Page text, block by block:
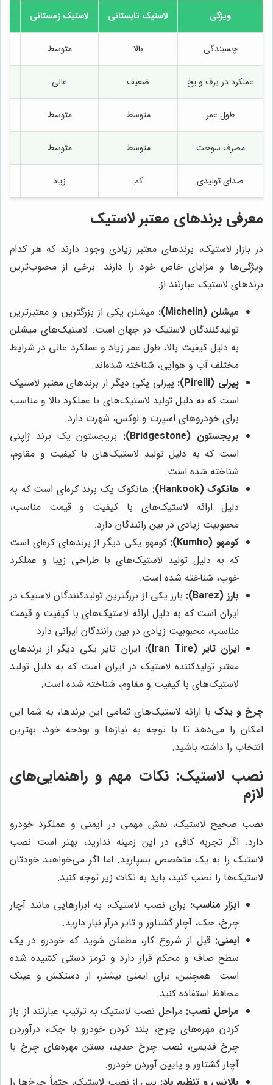
ویژگی لاستیک تابستانی لاستیک زمستانی
چسبندگی بالا متوسط
عملکرد در برف و یخ ضعیف عالی
طول عمر متوسط متوسط
مصرف سوخت متوسط متوسط
صدای تولیدی کم زیاد
معرفی برندهای معتبر لاستیک
در بازار لاستیک، برندهای معتبر زیادی وجود دارند که هر کدام
ویژگی‌ها و مزایای خاص خود را دارند. برخی از محبوب‌ترین
برندهای لاستیک عبارتند از:
میشلن (Michelin):
میشلن یکی از بزرگترین و معتبرترین
تولیدکنندگان لاستیک در جهان است. لاستیک‌های میشلن
به دلیل کیفیت بالا، طول عمر زیاد و عملکرد عالی در شرایط
مختلف آب و هوایی، شناخته شده‌اند.
پیرلی (Pirelli):
پیرلی یکی دیگر از برندهای معتبر لاستیک
است که به دلیل تولید لاستیک‌های با عملکرد بالا و مناسب
برای خودروهای اسپرت و لوکس، شهرت دارد.
بریجستون (Bridgestone):
بریجستون یک برند ژاپنی
است که به دلیل تولید لاستیک‌های با کیفیت و مقاوم،
شناخته شده است.
هانکوک (Hankook):
هانکوک یک برند کره‌ای است که به
دلیل ارائه لاستیک‌های با کیفیت و قیمت مناسب،
محبوبیت زیادی در بین رانندگان دارد.
کومهو (Kumho):
کومهو یکی دیگر از برندهای کره‌ای است
که به دلیل تولید لاستیک‌های با طراحی زیبا و عملکرد
خوب، شناخته شده است.
بارز (Barez):
بارز یکی از بزرگترین تولیدکنندگان لاستیک در
ایران است که به دلیل ارائه لاستیک‌های با کیفیت و قیمت
مناسب، محبوبیت زیادی در بین رانندگان ایرانی دارد.
ایران تایر (Iran Tire):
ایران تایر یکی دیگر از برندهای
معتبر تولیدکننده لاستیک در ایران است که به دلیل تولید
لاستیک‌های با کیفیت و مقاوم، شناخته شده است.
چرخ و یدک با ارائه لاستیک‌های تمامی این برندها، به شما این
امکان را می‌دهد تا با توجه به نیازها و بودجه خود، بهترین
انتخاب را داشته باشید.
نصب لاستیک: نکات مهم و راهنمایی‌های
لازم
نصب صحیح لاستیک، نقش مهمی در ایمنی و عملکرد خودرو
دارد. اگر تجربه کافی در این زمینه ندارید، بهتر است نصب
لاستیک را به یک متخصص بسپارید. اما اگر می‌خواهید خودتان
لاستیک‌ها را نصب کنید، باید به نکات زیر توجه کنید:
ابزار مناسب: برای نصب لاستیک، به ابزارهایی مانند آچار
چرخ، جک، آچار گشتاور و تایر درآر نیاز دارید.
ایمنی: قبل از شروع کار، مطمئن شوید که خودرو در یک
سطح صاف و محکم قرار دارد و ترمز دستی کشیده شده
است. همچنین، برای ایمنی بیشتر، از دستکش و عینک
محافظ استفاده کنید.
مراحل نصب: مراحل نصب لاستیک به ترتیب عبارتند از: باز
کردن مهره‌های چرخ، بلند کردن خودرو با جک، درآوردن
چرخ قدیمی، نصب چرخ جدید، بستن مهره‌های چرخ با
آچار گشتاور و پایین آوردن خودرو.